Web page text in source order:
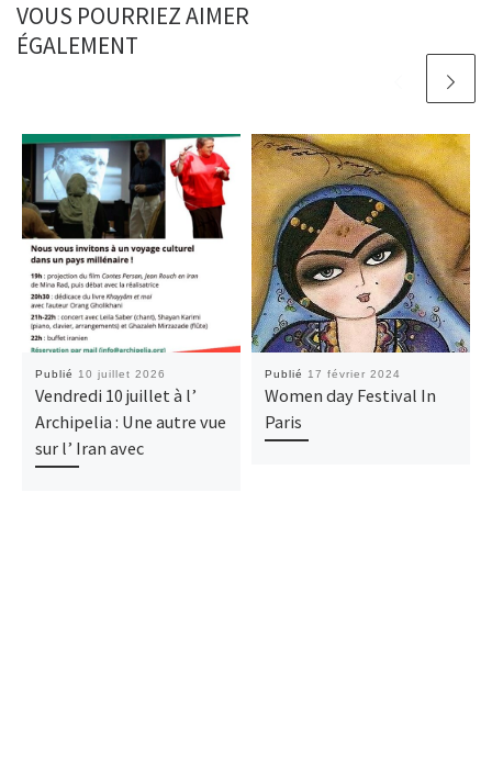
VOUS POURRIEZ AIMER
ÉGALEMENT
Publié 10 juillet 2026
Vendredi 10 juillet à l’
Archipelia : Une autre vue
sur l’ Iran avec
Publié 17 février 2024
Women day Festival In
Paris